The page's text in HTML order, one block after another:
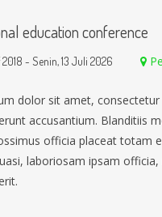
education conference
2018 - Senin, 13 Juli 2026
dolor sit amet,
accusantium. Blanditiis
officia placeat totam
laboriosam ipsam